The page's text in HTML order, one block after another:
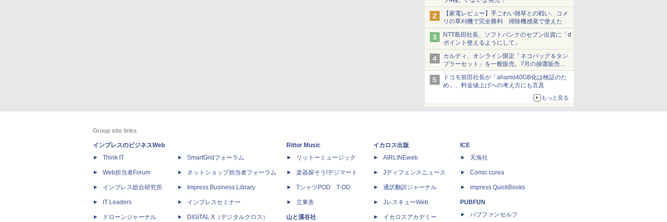
【家電レビュー】手ごわい雑草との戦い、コメ
リの草刈機で完全勝利 掃除機感覚で使えた
NTT島田社長、ソフトバンクのセブン出資に「d
ポイント使えるようにして」
カルディ、オンライン限定「ネコバッグ＆タン
ブラーセット」を一般販売。7月の抽選販売の
当選無効分
ドコモ前田社長が「ahamo40GB化は検証のた
め」、料金値上げへの考え方にも言及
もっと見る
Group site links
インプレスのビジネスWeb
Think IT
Web担当者Forum
インプレス総合研究所
IT Leaders
ドローンジャーナル
SmartGridフォーラム
ネットショップ担当者フォーラム
Impress Business Library
インプレスセミナー
DIGITAL X（デジタルクロス）
Rittor Music
リットーミュージック
楽器探そう!デジマート
TシャツPOD T-OD
立東舎
山と溪谷社
イカロス出版
AIRLINEweb
Jディフェンスニュース
通訳翻訳ジャーナル
JレスキューWeb
イカロスアカデミー
ICE
天海社
Comic curea
impress QuickBooks
PUBFUN
パブファンセルフ